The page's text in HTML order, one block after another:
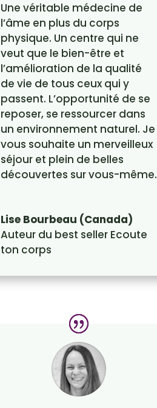
Une véritable médecine de
l’âme en plus du corps
physique. Un centre qui ne
veut que le bien-être et
l’amélioration de la qualité
de vie de tous ceux qui y
passent. L’opportunité de se
reposer, se ressourcer dans
un environnement naturel. Je
vous souhaite un merveilleux
séjour et plein de belles
découvertes sur vous-même.
Lise Bourbeau (Canada)
Auteur du best seller Ecoute
ton corps